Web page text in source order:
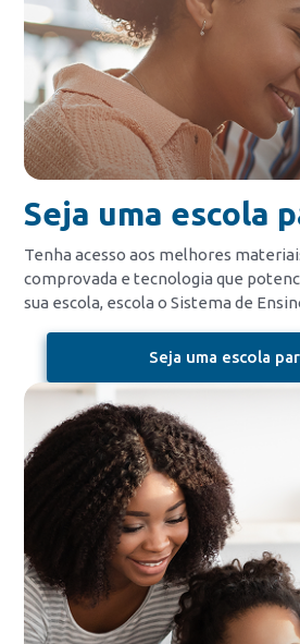
Seja uma escola
Tenha acesso aos melhores
comprovada e tecnologia que
sua escola, escola o Sistema de
Seja uma escola